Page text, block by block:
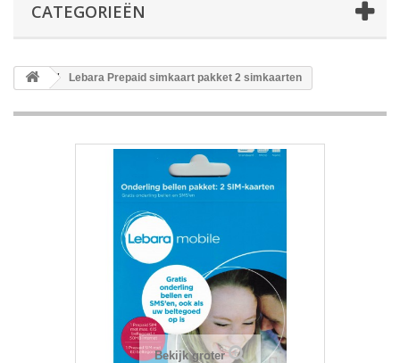
CATEGORIEËN
Lebara Prepaid simkaart pakket 2 simkaarten
Bekijk groter